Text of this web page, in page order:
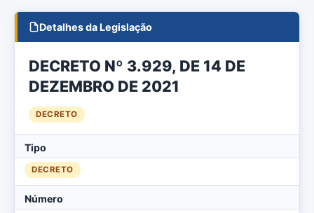
Detalhes da Legislação
DECRETO Nº 3.929, DE 14 DE
DEZEMBRO DE 2021
DECRETO
Tipo
DECRETO
Número